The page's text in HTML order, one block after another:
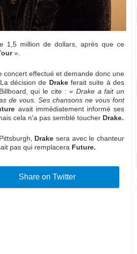
1,5 million de dollars, après que ce
».
effectué et demande donc une
décision de Drakeferait suite à des
qui le cite :« Drake a fait un
de vous. Ses chansons ne vous font
avait immédiatement informé ses
cela n'a pas semblé toucher Drake.
Drake sera avec le chanteur
pas qui remplacera Future.
Share on Twitter